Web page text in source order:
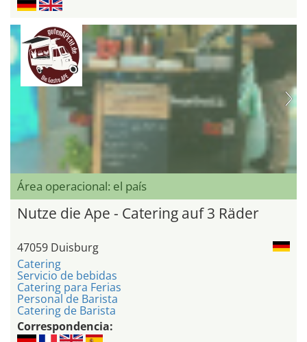
Área operacional: el país
Nutze die Ape - Catering auf 3 Räder
47059 Duisburg
Catering
Servicio de bebidas
Catering para Ferias
Personal de Barista
Catering de Barista
Correspondencia: